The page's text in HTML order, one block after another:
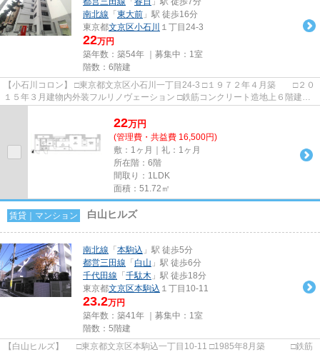
南北線 「 東大前 」駅 徒歩16分
東京都文京区小石川 １丁目24-3
22万円
築年数：築54年 ｜募集中： 1室
階数：6階建
【小石川コロン】 □東京都文京区小石川一丁目24-3 □１９７２年４月築 □２０
１５年３月建物内外装フルリノヴェーション □鉄筋コンクリート造地上６階建て
22万円
(管理費・共益費 16,500円)
敷：1ヶ月｜礼：1ヶ月
所在階：6階
間取り：1LDK
面積：51.72㎡
賃貸｜マンション 白山ヒルズ
南北線 「 本駒込 」駅 徒歩5分
都営三田線 「 白山 」駅 徒歩6分
千代田線 「 千駄木 」駅 徒歩18分
東京都文京区本駒込 １丁目10-11
23.2万円
築年数：築41年 ｜募集中： 1室
階数：5階建
【白山ヒルズ】 □東京都文京区本駒込一丁目10-11 □1985年8月築 □鉄筋